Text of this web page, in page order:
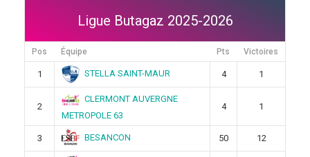
Ligue Butagaz 2025-2026
Pos Équipe Pts Victoires
1 STELLA SAINT-MAUR 4 1
2
CLERMONT AUVERGNE
METROPOLE 63
4 1
3 BESANCON 50 12